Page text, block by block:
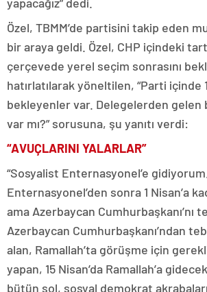
Özel, TBMM’de partisini takip eden
bir araya geldi. Özel, CHP içindeki
çerçevede yerel seçim sonrasını
hatırlatılarak yöneltilen, “Parti içinde 1
bekleyenler var. Delegelerden gelen
var mı?” sorusuna, şu yanıtı verdi:
“AVUÇLARINI YALARLAR”
“Sosyalist Enternasyonel’e
Enternasyonel’den sonra 1 Nisan’a
ama Azerbaycan Cumhurbaşkanı’nı
Azerbaycan Cumhurbaşkanı’ndan
alan, Ramallah’ta görüşme için
yapan, 15 Nisan’da Ramallah’a
bütün sol, sosyal demokrat